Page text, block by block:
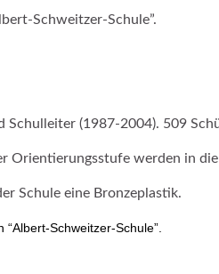
Schweitzer-Schule”.
Schulleiter (1987-2004). 509
Orientierungsstufe werden in
Schule eine Bronzeplastik.
Schweitzer-Schule”.